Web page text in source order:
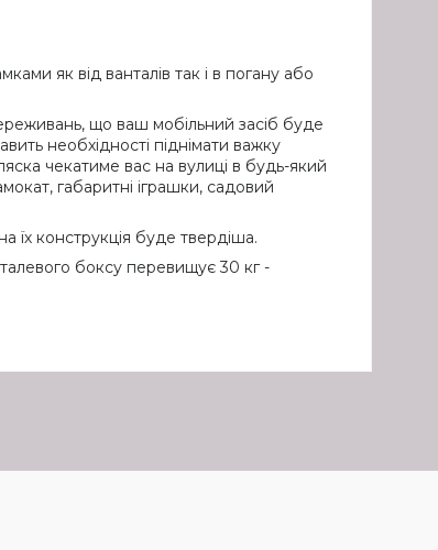
як від ванталів так і в погану або
що ваш мобільний засіб буде
необхідності піднімати важку
чекатиме вас на вулиці в будь-який
габаритні іграшки, садовий
їх конструкція буде твердіша.
боксу перевищує 30 кг -